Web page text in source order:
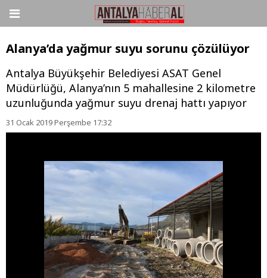
Alanya’da yağmur suyu sorunu çözülüyor
Antalya Büyükşehir Belediyesi ASAT Genel
Müdürlüğü, Alanya’nın 5 mahallesine 2 kilometre
uzunluğunda yağmur suyu drenaj hattı yapıyor
31 Ocak 2019 Perşembe 17:32